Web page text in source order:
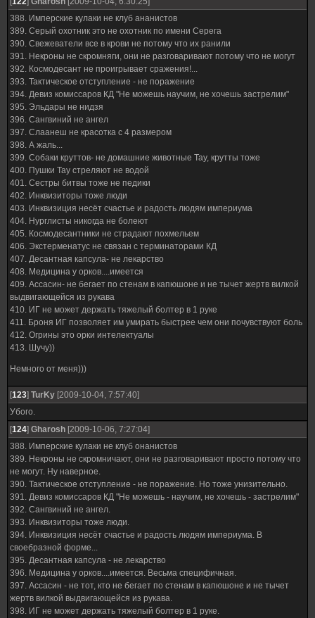
388. Имперские кулаки не клуб ананистов
389. Серый охотник это не охотник по имени Серега
390. Свежеватели все в крови не потому что их ранили
391. Некроны не скромняги, они не разговаривают потому что не могут
392. Космодесант не проигрывает сражения!...
393. Тактическое отступление - не поражение
394. Девиз комиссаров КД "Не можешь научим, не хочешь застрелим"
395. Эльдары не нидзя
396. Сангвиний не ангел
397. Слаанеш не красотка с 4 размером
398. А жаль...
399. Собаки круттов- не домашние животные Тау, крутты тоже
400. Пушки Тау стреляют не водой
401. Сестры битвы тоже не педики
402. Инквизиторы тоже люди
403. Инквизиция несёт счастье и радость людям империума
404. Нурглисты никогда не болеют
405. Космодесантники не страдают похмельем
406. Экстерменатус не связан с терминаторами КД
407. Десантная капсула- не лекарство
408. Медицина у орков....имеется
409. Ассасин- не бегает по стенам в капюшоне и не тычет жертв вилкой
выдвигающейся из рукава
410. ИГ не может держать тяжелый болтер в 1 руке
411. Броня ИГ позволяет им умирать быстрее чем они почувствуют боль
412. Огрины это орки интелектуалы
413. Шучу))
Немного от меня)))
[123] TurKy [2009-10-04, 7:57:40]
Убого.
[124] Gharosh [2009-10-06, 7:27:04]
388. Имперские кулаки не клуб онанистов
389. Некроны не скромничают, они не разговаривают просто потому что
не могут. Ну наверное.
390. Тактическое отступление - не поражение. Но тоже унизительно.
391. Девиз комиссаров КД "Не можешь - научим, не хочешь - застрелим"
392. Сангвиний не ангел.
393. Инквизиторы тоже люди.
394. Инквизиция несёт счастье и радость людям империума. В
своебразной форме...
395. Десантная капсула - не лекарство
396. Медицина у орков....имеется. Весьма специфичная.
397. Ассасин - не тот, кто не бегает по стенам в капюшоне и не тычет
жертв вилкой выдвигающейся из рукава.
398. ИГ не может держать тяжелый болтер в 1 руке.